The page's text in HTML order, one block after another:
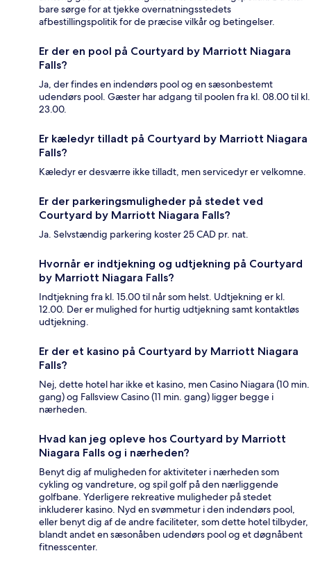
bare sørge for at tjekke overnatningsstedets
afbestillingspolitik for de præcise vilkår og betingelser.
Er der en pool på Courtyard by Marriott Niagara
Falls?
Ja, der findes en indendørs pool og en sæsonbestemt
udendørs pool. Gæster har adgang til poolen fra kl. 08.00 til kl.
23.00.
Er kæledyr tilladt på Courtyard by Marriott Niagara
Falls?
Kæledyr er desværre ikke tilladt, men servicedyr er velkomne.
Er der parkeringsmuligheder på stedet ved
Courtyard by Marriott Niagara Falls?
Ja. Selvstændig parkering koster 25 CAD pr. nat.
Hvornår er indtjekning og udtjekning på Courtyard
by Marriott Niagara Falls?
Indtjekning fra kl. 15.00 til når som helst. Udtjekning er kl.
12.00. Der er mulighed for hurtig udtjekning samt kontaktløs
udtjekning.
Er der et kasino på Courtyard by Marriott Niagara
Falls?
Nej, dette hotel har ikke et kasino, men Casino Niagara (10 min.
gang) og Fallsview Casino (11 min. gang) ligger begge i
nærheden.
Hvad kan jeg opleve hos Courtyard by Marriott
Niagara Falls og i nærheden?
Benyt dig af muligheden for aktiviteter i nærheden som
cykling og vandreture, og spil golf på den nærliggende
golfbane. Yderligere rekreative muligheder på stedet
inkluderer kasino. Nyd en svømmetur i den indendørs pool,
eller benyt dig af de andre faciliteter, som dette hotel tilbyder,
blandt andet en sæsonåben udendørs pool og et døgnåbent
fitnesscenter.